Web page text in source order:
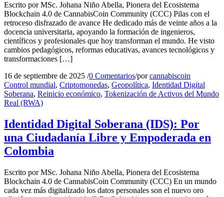
Escrito por MSc. Johana Niño Abella, Pionera del Ecosistema
Blockchain 4.0 de CannabisCoin Community (CCC) Pilas con el
retroceso disfrazado de avance He dedicado más de veinte años a la
docencia universitaria, apoyando la formación de ingenieros,
científicos y profesionales que hoy transforman el mundo. He visto
cambios pedagógicos, reformas educativas, avances tecnológicos y
transformaciones […]
16 de septiembre de 2025 /0 Comentarios/porcannabiscoin
Control mundial, Criptomonedas, Geopolítica, Identidad Digital
Soberana, Reinicio económico, Tokenización de Activos del Mundo
Real (RWA)
Identidad Digital Soberana (IDS): Por
una Ciudadanía Libre y Empoderada en
Colombia
Escrito por MSc. Johana Niño Abella, Pionera del Ecosistema
Blockchain 4.0 de CannabisCoin Community (CCC) En un mundo
cada vez más digitalizado los datos personales son el nuevo oro